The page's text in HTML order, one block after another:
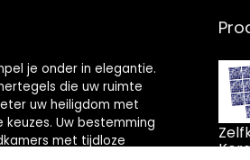
je onder in elegantie.
die uw ruimte
uw heiligdom met
Uw bestemming
met tijdloze